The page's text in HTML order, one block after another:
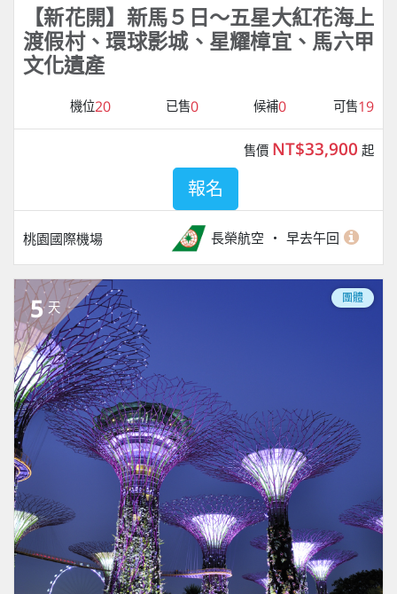
【新花開】新馬５日～五星大紅花海上
渡假村、環球影城、星耀樟宜、馬六甲
文化遺產
機位20 已售0 候補0 可售19
桃園國際機場 長榮航空 早去午回
售價 NT$33,900 起
報名
5 天
團體